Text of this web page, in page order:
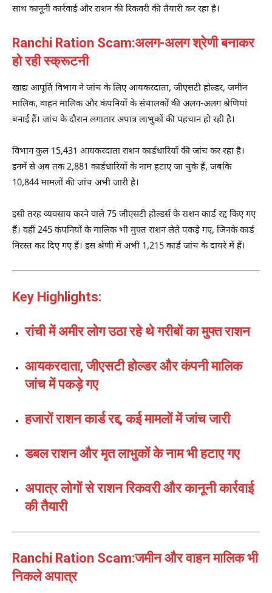
साथ कानूनी कार्रवाई और राशन की रिकवरी की तैयारी कर रहा है।
Ranchi Ration Scam:अलग-अलग श्रेणी बनाकर
हो रही स्क्रूटनी
खाद्य आपूर्ति विभाग ने जांच के लिए आयकरदाता, जीएसटी होल्डर, जमीन
मालिक, वाहन मालिक और कंपनियों के संचालकों की अलग-अलग श्रेणियां
बनाई हैं। जांच के दौरान लगातार अपात्र लाभुकों की पहचान हो रही है।
विभाग कुल 15,431 आयकरदाता राशन कार्डधारियों की जांच कर रहा है।
इनमें से अब तक 2,881 कार्डधारियों के नाम हटाए जा चुके हैं, जबकि
10,844 मामलों की जांच अभी जारी है।
इसी तरह व्यवसाय करने वाले 75 जीएसटी होल्डर्स के राशन कार्ड रद्द किए गए
हैं। वहीं 245 कंपनियों के मालिक भी मुफ्त राशन लेते पकड़े गए, जिनके कार्ड
निरस्त कर दिए गए हैं। इस श्रेणी में अभी 1,215 कार्ड जांच के दायरे में हैं।
Key Highlights:
रांची में अमीर लोग उठा रहे थे गरीबों का मुफ्त राशन
आयकरदाता, जीएसटी होल्डर और कंपनी मालिक
जांच में पकड़े गए
हजारों राशन कार्ड रद्द, कई मामलों में जांच जारी
डबल राशन और मृत लाभुकों के नाम भी हटाए गए
अपात्र लोगों से राशन रिकवरी और कानूनी कार्रवाई
की तैयारी
Ranchi Ration Scam:जमीन और वाहन मालिक भी
निकले अपात्र